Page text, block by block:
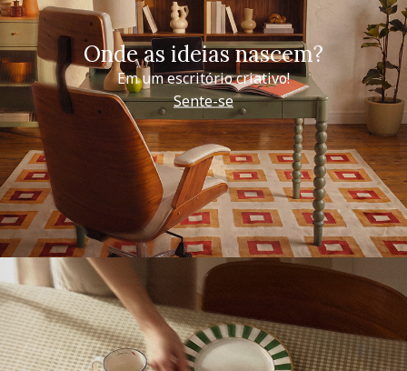
Onde as ideias nascem?
Em um escritório criativo!
Sente-se